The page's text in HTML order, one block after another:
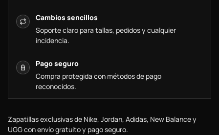
Cambios sencillos
Soporte claro para tallas, pedidos y cualquier
incidencia.
Pago seguro
Compra protegida con métodos de pago
reconocidos.
Zapatillas exclusivas de Nike, Jordan, Adidas, New Balance y
UGG con envío gratuito y pago seguro.